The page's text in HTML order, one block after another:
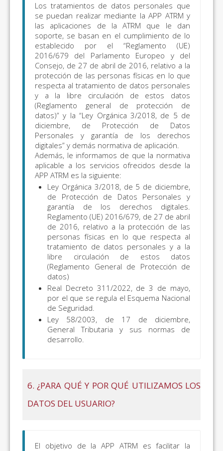
Los tratamientos de datos personales que
se puedan realizar mediante la APP ATRM y
las aplicaciones de la ATRM que le dan
soporte, se basan en el cumplimiento de lo
establecido por el “Reglamento (UE)
2016/679 del Parlamento Europeo y del
Consejo, de 27 de abril de 2016, relativo a la
protección de las personas físicas en lo que
respecta al tratamiento de datos personales
y a la libre circulación de estos datos
(Reglamento general de protección de
datos)” y la “Ley Orgánica 3/2018, de 5 de
diciembre, de Protección de Datos
Personales y garantía de los derechos
digitales” y demás normativa de aplicación.
Además, le informamos de que la normativa
aplicable a los servicios ofrecidos desde la
APP ATRM es la siguiente:
Ley Orgánica 3/2018, de 5 de diciembre,
de Protección de Datos Personales y
garantía de los derechos digitales.
Reglamento (UE) 2016/679, de 27 de abril
de 2016, relativo a la protección de las
personas físicas en lo que respecta al
tratamiento de datos personales y a la
libre circulación de estos datos
(Reglamento General de Protección de
datos)
Real Decreto 311/2022, de 3 de mayo,
por el que se regula el Esquema Nacional
de Seguridad.
Ley 58/2003, de 17 de diciembre,
General Tributaria y sus normas de
desarrollo.
6. ¿PARA QUÉ Y POR QUÉ UTILIZAMOS LOS
DATOS DEL USUARIO?
El objetivo de la APP ATRM es facilitar la